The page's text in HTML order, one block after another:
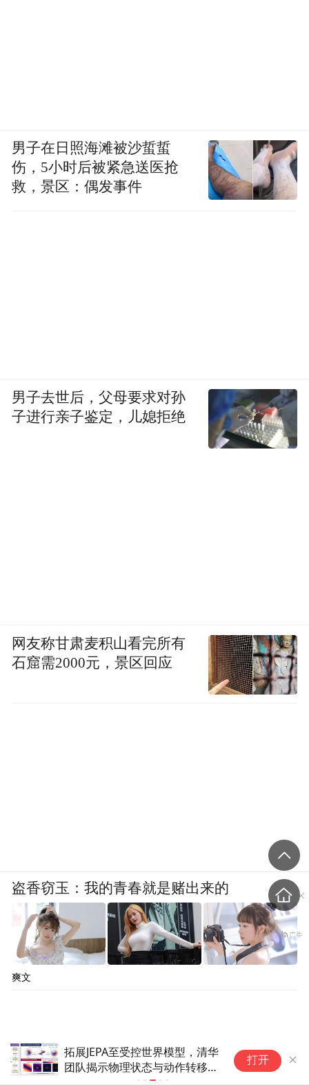
拓展JEPA至受控世界模型，清华
团队揭示物理状态与动作转移的
打开
男子在日照海滩被沙蜇蜇
伤，5小时后被紧急送医抢
救，景区：偶发事件
男子去世后，父母要求对孙
子进行亲子鉴定，儿媳拒绝
网友称甘肃麦积山看完所有
石窟需2000元，景区回应
盗香窃玉：我的青春就是赌出来的
爽文